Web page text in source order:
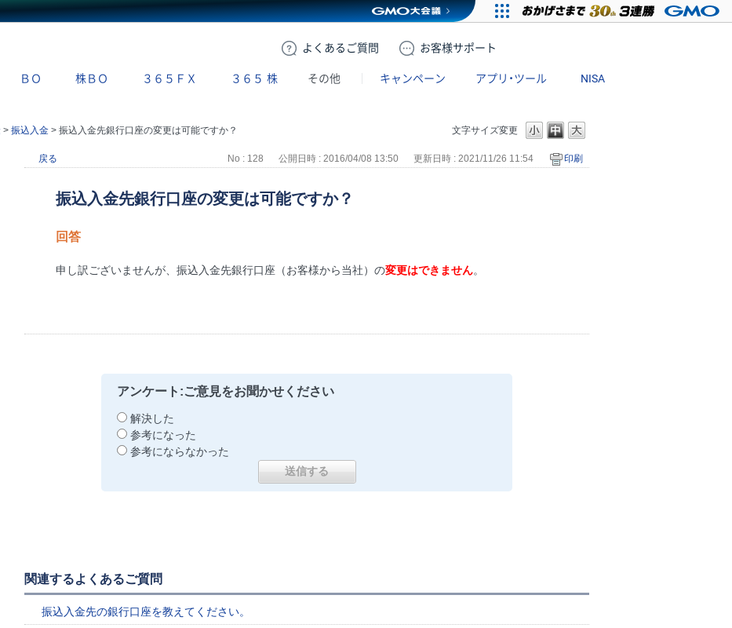
よくある ご質問 お客様サポート
ＢＯ 株ＢＯ ３６５ＦＸ ３６５ 株 その他 キャンペーン アプリ・ツール NISA
文字サイズ変更
> 振込入金 > 振込入金先銀行口座の変更は可能ですか？
戻る No : 128 公開日時 : 2016/04/08 13:50 更新日時 : 2021/11/26 11:54 印刷
振込入金先銀行口座の変更は可能ですか？
回答
申し訳ございませんが、振込入金先銀行口座（お客様から当社）の変更はできません。
アンケート:ご意見をお聞かせください
解決した
参考になった
参考にならなかった
関連するよくあるご質問
振込入金先の銀行口座を教えてください。